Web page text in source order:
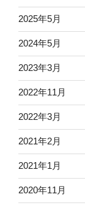
2025年5月
2024年5月
2023年3月
2022年11月
2022年3月
2021年2月
2021年1月
2020年11月